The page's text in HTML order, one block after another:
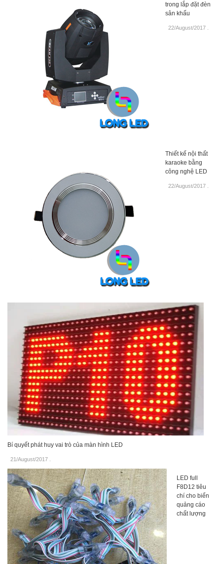
trong lắp đặt đèn
sân khấu
22/August/2017
Thiết kế nội thất
karaoke bằng
công nghệ LED
22/August/2017
Bí quyết phát huy vai trò của màn hình LED
21/August/2017
LED full
F8D12 tiêu
chí cho biển
quảng cáo
chất lượng